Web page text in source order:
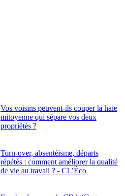
Vos voisins peuvent-ils couper la haie
mitoyenne qui sépare vos deux
propriétés ?
Turn-over, absentéisme, départs
répétés : comment améliorer la qualité
de vie au travail ? - CL’Éco